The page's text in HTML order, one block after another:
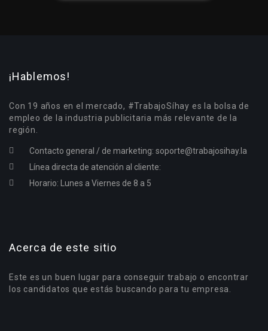
¡Hablemos!
Con 19 años en el mercado, #TrabajoSíhay es la bolsa de
empleo de la industria publicitaria más relevante de la
región.
Contacto general / de marketing: soporte@trabajosihay.la
Línea directa de atención al cliente:
Horario: Lunes a Viernes de 8 a 5
Acerca de este sitio
Este es un buen lugar para conseguir trabajo o encontrar
los candidatos que estás buscando para tu empresa.